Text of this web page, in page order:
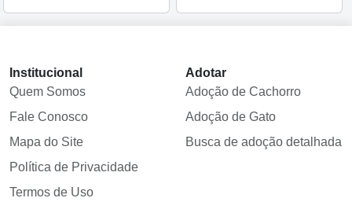
Institucional
Quem Somos
Fale Conosco
Mapa do Site
Política de Privacidade
Termos de Uso
Adotar
Adoção de Cachorro
Adoção de Gato
Busca de adoção detalhada